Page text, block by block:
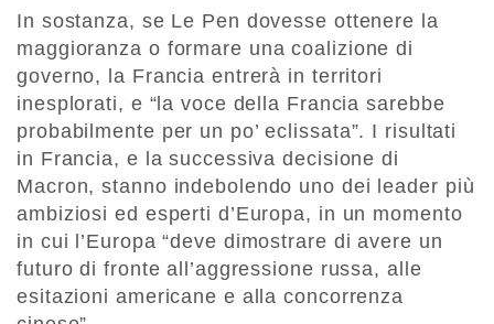
In sostanza, se Le Pen dovesse ottenere la
maggioranza o formare una coalizione di
governo, la Francia entrerà in territori
inesplorati, e “la voce della Francia sarebbe
probabilmente per un po’ eclissata”. I risultati
in Francia, e la successiva decisione di
Macron, stanno indebolendo uno dei leader più
ambiziosi ed esperti d’Europa, in un momento
in cui l’Europa “deve dimostrare di avere un
futuro di fronte all’aggressione russa, alle
esitazioni americane e alla concorrenza